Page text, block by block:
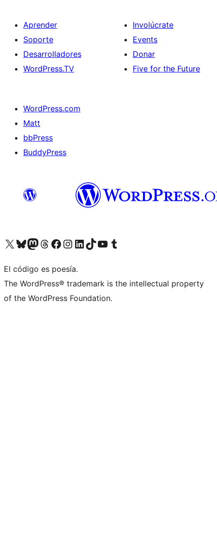
Aprender
Soporte
Desarrolladores
WordPress.TV
Involúcrate
Events
Donar
Five for the Future
WordPress.com
Matt
bbPress
BuddyPress
Visit our X (formerly Twitter) account
Visit our Bluesky account
Visita nuestra cuenta de Twitter
Visit our Threads account
Visita nuestra página de Facebook
Visite nuestra cuenta de Instagram
Visit our LinkedIn account
Visit our TikTok account
Visit our YouTube channel
Visit our Tumblr account
El código es poesía.
The WordPress® trademark is the intellectual property
of the WordPress Foundation.